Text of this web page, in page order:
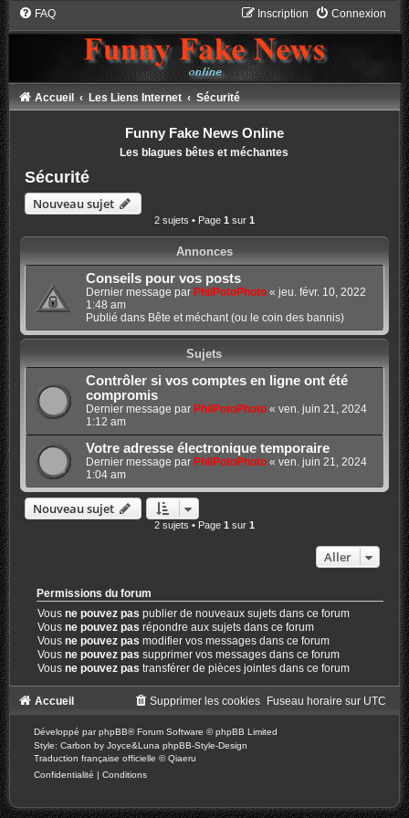
FAQ Connexion
Inscription
Accueil Les Liens Internet Sécurité
Funny Fake News Online
Les blagues bêtes et méchantes
Sécurité
Nouveau sujet
2 sujets • Page 1 sur 1
Annonces
Conseils pour vos posts
Dernier message par PhilPotoPhoto« jeu. févr. 10, 2022
1:48 am
Publié dans Bête et méchant (ou le coin des bannis)
Sujets
Contrôler si vos comptes en ligne ont été
compromis
Dernier message par PhilPotoPhoto« ven. juin 21, 2024
1:12 am
Votre adresse électronique temporaire
Dernier message par PhilPotoPhoto« ven. juin 21, 2024
1:04 am
Nouveau sujet
2 sujets • Page 1 sur 1
Aller
Permissions du forum
Vousne pouvez pas publier de nouveaux sujets dans ce forum
Vousne pouvez pas répondre aux sujets dans ce forum
Vousne pouvez pas modifier vos messages dans ce forum
Vousne pouvez pas supprimer vos messages dans ce forum
Vousne pouvez pas transférer de pièces jointes dans ce forum
Accueil Fuseau horaire sur UTC
Supprimer les cookies
Développé parphpBB® Forum Software © phpBB Limited
Style: Carbon by Joyce&Luna phpBB-Style-Design
Traduction française officielle ©Qiaeru
Confidentialité | Conditions